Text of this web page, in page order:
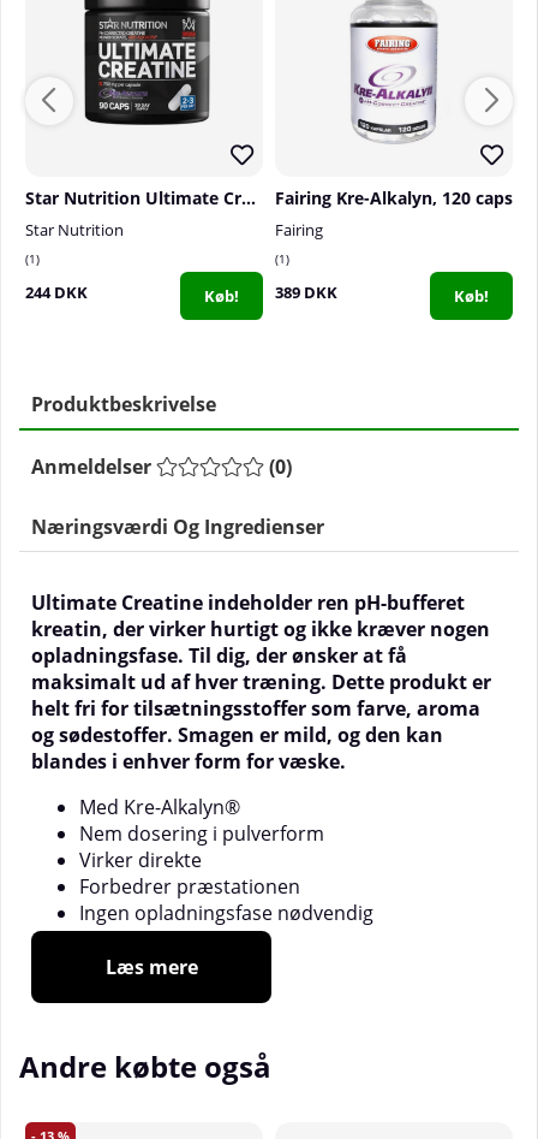
Star Nutrition Ultimate Creatine, 90 caps
Star Nutrition
1
244 DKK Køb!
Fairing Kre-Alkalyn, 120 caps
Fairing
1
389 DKK Køb!
Produktbeskrivelse
Anmeldelser (0)
Næringsværdi Og Ingredienser
Ultimate Creatine indeholder ren pH-bufferet
kreatin, der virker hurtigt og ikke kræver nogen
opladningsfase. Til dig, der ønsker at få
maksimalt ud af hver træning. Dette produkt er
helt fri for tilsætningsstoffer som farve, aroma
og sødestoffer. Smagen er mild, og den kan
blandes i enhver form for væske.
Med Kre-Alkalyn®
Nem dosering i pulverform
Virker direkte
Forbedrer præstationen
Ingen opladningsfase nødvendig
pH-bufferet Kre-Alkalyn®
pulverform. Kre-Alkalyn er en ren
kreatinmonohydrat, der er pH-bufferet for optimal
tolv, hvilket betyder, at det er basisk og dermed kan
Læs mere
Andre købte også